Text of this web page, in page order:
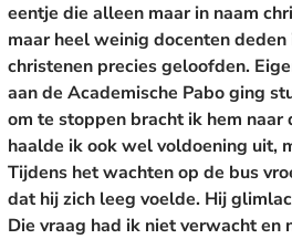
eentje die alleen maar in naam
maar heel weinig docenten
christenen precies geloofden.
aan de Academische Pabo ging
om te stoppen bracht ik hem
haalde ik ook wel voldoening uit,
Tijdens het wachten op de bus
dat hij zich leeg voelde. Hij
Die vraag had ik niet verwacht en